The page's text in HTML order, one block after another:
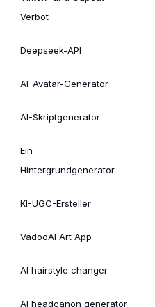
Verbot
Deepseek-API
AI-Avatar-Generator
AI-Skriptgenerator
Ein
Hintergrundgenerator
KI-UGC-Ersteller
VadooAI Art App
AI hairstyle changer
AI headcanon generator